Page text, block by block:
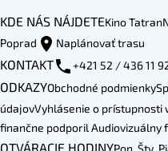
KDE NÁS NÁJDETEKino Tatran
Poprad
Naplánovať trasu
KONTAKT +421 52 / 436 11
ODKAZYObchodné podmienky
údajovVyhlásenie o prístupnosti
finančne podporil Audiovizuálny
OTVÁRACIE HODINY